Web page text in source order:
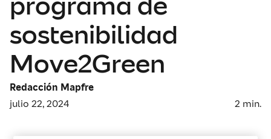
sostenibilidad
Move2Green
Redacción Mapfre
julio 22, 2024
2 min.